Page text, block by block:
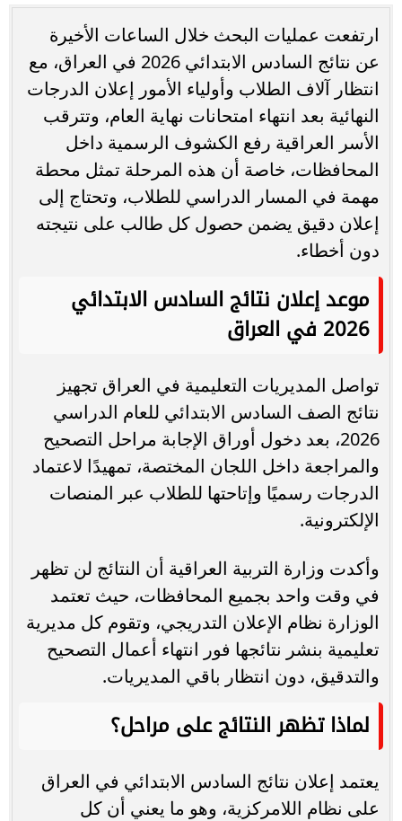
ارتفعت عمليات البحث خلال الساعات الأخيرة
عن نتائج السادس الابتدائي 2026 في العراق، مع
انتظار آلاف الطلاب وأولياء الأمور إعلان الدرجات
النهائية بعد انتهاء امتحانات نهاية العام، وتترقب
الأسر العراقية رفع الكشوف الرسمية داخل
المحافظات، خاصة أن هذه المرحلة تمثل محطة
مهمة في المسار الدراسي للطلاب، وتحتاج إلى
إعلان دقيق يضمن حصول كل طالب على نتيجته
دون أخطاء.
موعد إعلان نتائج السادس الابتدائي
2026 في العراق
تواصل المديريات التعليمية في العراق تجهيز
نتائج الصف السادس الابتدائي للعام الدراسي
2026، بعد دخول أوراق الإجابة مراحل التصحيح
والمراجعة داخل اللجان المختصة، تمهيدًا لاعتماد
الدرجات رسميًا وإتاحتها للطلاب عبر المنصات
الإلكترونية.
وأكدت وزارة التربية العراقية أن النتائج لن تظهر
في وقت واحد بجميع المحافظات، حيث تعتمد
الوزارة نظام الإعلان التدريجي، وتقوم كل مديرية
تعليمية بنشر نتائجها فور انتهاء أعمال التصحيح
والتدقيق، دون انتظار باقي المديريات.
لماذا تظهر النتائج على مراحل؟
يعتمد إعلان نتائج السادس الابتدائي في العراق
على نظام اللامركزية، وهو ما يعني أن كل